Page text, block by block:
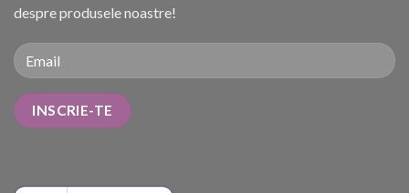
despre produsele noastre!